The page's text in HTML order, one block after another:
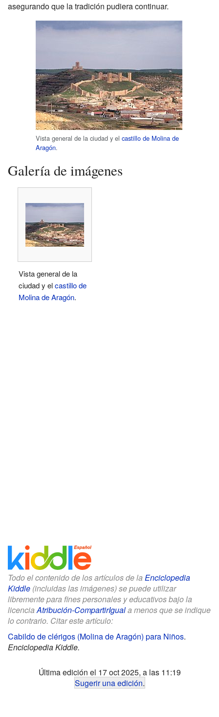
asegurando que la tradición pudiera continuar.
Vista general de la ciudad y el castillo de Molina de
Aragón.
Galería de imágenes
Vista general de la
ciudad y elcastillo de
Molina de Aragón.
Todo el contenido de los artículos de la Enciclopedia
Kiddle (incluidas las imágenes) se puede utilizar
libremente para fines personales y educativos bajo la
licenciaAtribución-CompartirIguala menos que se indique
lo contrario. Citar este artículo:
Cabildo de clérigos (Molina de Aragón) para Niños.
Enciclopedia Kiddle.
Última edición el 17 oct 2025, a las 11:19
Sugerir una edición.